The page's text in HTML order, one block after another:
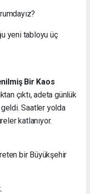
yeni tabloyu üç
Bir Kaos
çıktı, adeta günlük
geldi. Saatler yolda
katlanıyor.
bir Büyükşehir